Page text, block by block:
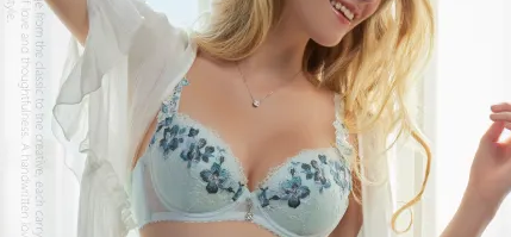
風中瀰漫著花香，晨光如水柔柔灑落在
花瓣上，彷彿置身於夢幻仙境中無法自
拔。
馥朵晨香系列 刺繡低腰三角褲 M-
XL(馥香紫)
NT$1,380